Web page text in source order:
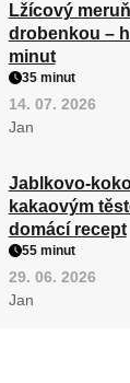
Lžícový
drobenkou –
minut
35 minut
14. 07. 2026
Jan
Jablkovo-
kakaovým
domácí recept
55 minut
29. 06. 2026
Jan